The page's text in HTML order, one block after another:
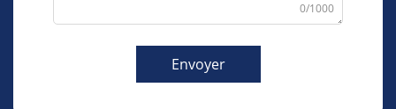
0/1000
Envoyer